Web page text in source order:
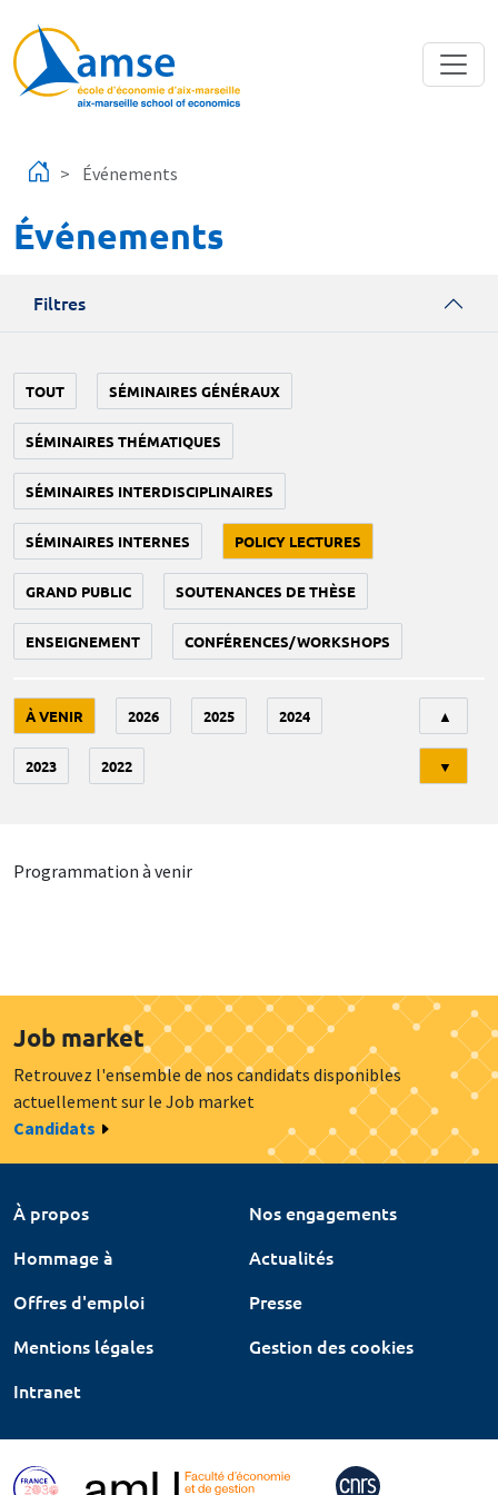
Événements
Événements
Filtres
TOUT SÉMINAIRES GÉNÉRAUX
SÉMINAIRES THÉMATIQUES
SÉMINAIRES INTERDISCIPLINAIRES
SÉMINAIRES INTERNES POLICY LECTURES
GRAND PUBLIC SOUTENANCES DE THÈSE
ENSEIGNEMENT CONFÉRENCES/WORKSHOPS
À VENIR 2026 2025 2024
2023 2022
▲
▼
Programmation à venir
Job market
Retrouvez l'ensemble de nos candidats disponibles
actuellement sur le Job market
Candidats
À propos
Nos engagements
Hommage à
Actualités
Offres d'emploi
Presse
Mentions légales
Gestion des cookies
Intranet